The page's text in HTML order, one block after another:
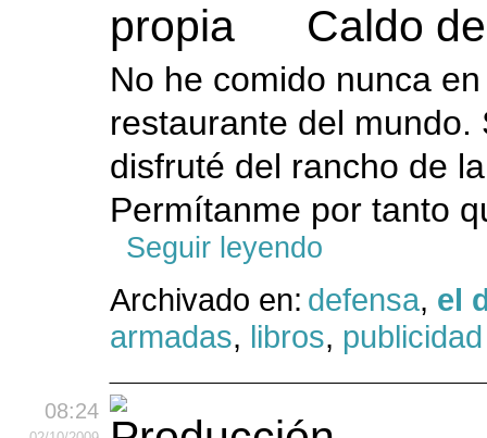
Caldo
No he comido nunca
restaurante del
disfruté del rancho de
Permítanme por tanto
Seguir leyendo
Archivado en: defensa, el
armadas, libros, publicidad
08:24